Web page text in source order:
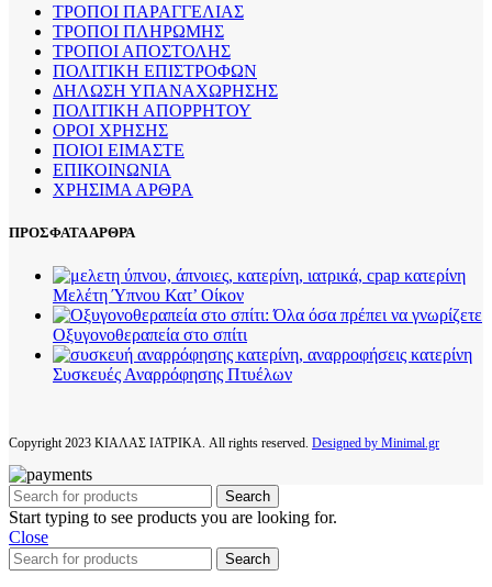
ΤΡΟΠΟΙ ΠΑΡΑΓΓΕΛΙΑΣ
ΤΡΟΠΟΙ ΠΛΗΡΩΜΗΣ
ΤΡΟΠΟΙ ΑΠΟΣΤΟΛΗΣ
ΠΟΛΙΤΙΚΗ ΕΠΙΣΤΡΟΦΩΝ
ΔΗΛΩΣΗ ΥΠΑΝΑΧΩΡΗΣΗΣ
ΠΟΛΙΤΙΚΗ ΑΠΟΡΡΗΤΟΥ
ΟΡΟΙ ΧΡΗΣΗΣ
ΠΟΙΟΙ ΕΙΜΑΣΤΕ
ΕΠΙΚΟΙΝΩΝΙΑ
ΧΡΗΣΙΜΑ ΑΡΘΡΑ
ΠΡΟΣΦΑΤΑ ΑΡΘΡΑ
Μελέτη Ύπνου Κατ’ Οίκον
Οξυγονοθεραπεία στο σπίτι
Συσκευές Αναρρόφησης Πτυέλων
Copyright2023 ΚΙΑΛΑΣ ΙΑΤΡΙΚΑ. All rights reserved. Designed by Minimal.gr
Search
Start typing to see products you are looking for.
Close
Search